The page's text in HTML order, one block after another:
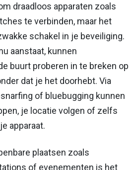
draadloos apparaten zoals
te verbinden, maar het
schakel in je beveiliging.
aanstaat, kunnen
buurt proberen in te breken op
dat je het doorhebt. Via
of bluebugging kunnen
je locatie volgen of zelfs
apparaat.
plaatsen zoals
of evenementen is het